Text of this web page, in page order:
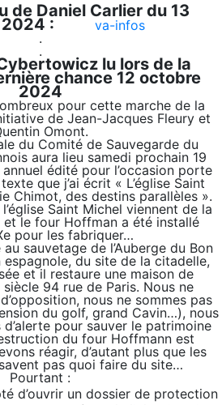
de Daniel Carlier du 13
:
va-infos
.
.
lu lors de la
chance 12 octobre
2024
pour cette marche de la
de Jean-Jacques Fleury et
Omont.
du Comité de Sauvegarde du
aura lieu samedi prochain 19
édité pour l’occasion porte
que j’ai écrit « L’église Saint
Chimot, des destins parallèles ».
Saint Michel viennent de la
le four Hoffman a été installé
pour les fabriquer…
sauvetage de l’Auberge du Bon
espagnole, du site de la citadelle,
et il restaure une maison de
94 rue de Paris. Nous ne
nous ne sommes pas
du golf, grand Cavin…), nous
pour sauver le patrimoine
du four Hoffmann est
réagir, d’autant plus que les
pas quoi faire du site…
Pourtant :
d’ouvrir un dossier de protection